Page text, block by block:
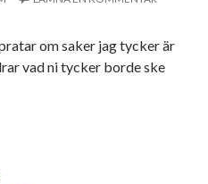
om saker jag tycker är
vad ni tycker borde ske